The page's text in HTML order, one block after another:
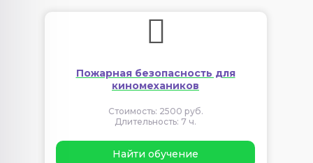
Пожарная безопасность для
киномехаников
Стоимость: 2500 руб.
Длительность: 7 ч.
Найти обучение